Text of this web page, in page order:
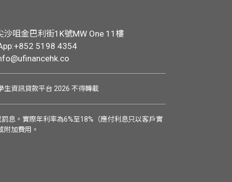
沙咀金巴利街1K號MW One 11樓
5198 4354
生資訊貸款平台 2026 不得轉載
息。實際年利率為6%至18%（應付利息只以客戶實
加費用。